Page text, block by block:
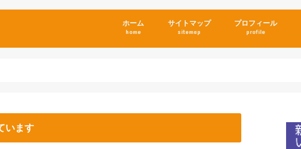
ホーム
home
サイトマップ
sitemap
プロフィール
profile
います